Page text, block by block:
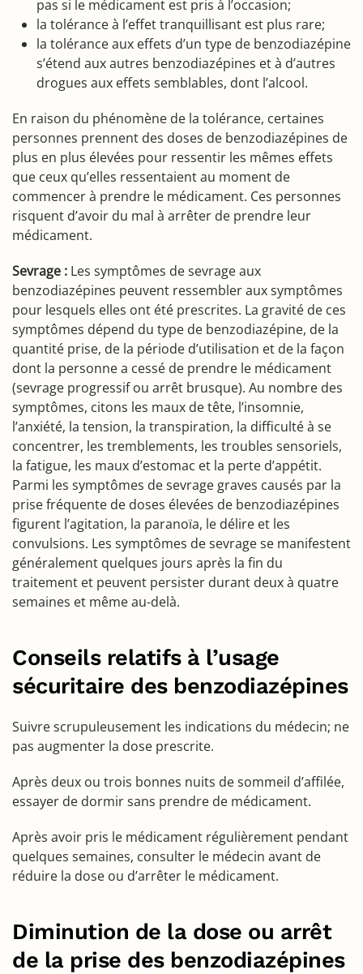
pas si le médicament est pris à l’occasion;
la tolérance à l’effet tranquillisant est plus rare;
la tolérance aux effets d’un type de benzodiazépine
s’étend aux autres benzodiazépines et à d’autres
drogues aux effets semblables, dont l’alcool.
En raison du phénomène de la tolérance, certaines
personnes prennent des doses de benzodiazépines de
plus en plus élevées pour ressentir les mêmes effets
que ceux qu’elles ressentaient au moment de
commencer à prendre le médicament. Ces personnes
risquent d’avoir du mal à arrêter de prendre leur
médicament.
Sevrage : Les symptômes de sevrage aux
benzodiazépines peuvent ressembler aux symptômes
pour lesquels elles ont été prescrites. La gravité de ces
symptômes dépend du type de benzodiazépine, de la
quantité prise, de la période d’utilisation et de la façon
dont la personne a cessé de prendre le médicament
(sevrage progressif ou arrêt brusque). Au nombre des
symptômes, citons les maux de tête, l’insomnie,
l’anxiété, la tension, la transpiration, la difficulté à se
concentrer, les tremblements, les troubles sensoriels,
la fatigue, les maux d’estomac et la perte d’appétit.
Parmi les symptômes de sevrage graves causés par la
prise fréquente de doses élevées de benzodiazépines
figurent l’agitation, la paranoïa, le délire et les
convulsions. Les symptômes de sevrage se manifestent
généralement quelques jours après la fin du
traitement et peuvent persister durant deux à quatre
semaines et même au-delà.
Conseils relatifs à l’usage
sécuritaire des benzodiazépines
Suivre scrupuleusement les indications du médecin; ne
pas augmenter la dose prescrite.
Après deux ou trois bonnes nuits de sommeil d’affilée,
essayer de dormir sans prendre de médicament.
Après avoir pris le médicament régulièrement pendant
quelques semaines, consulter le médecin avant de
réduire la dose ou d’arrêter le médicament.
Diminution de la dose ou arrêt
de la prise des benzodiazépines